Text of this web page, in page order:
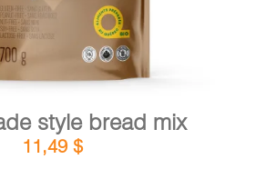
style bread mix
11,49 $